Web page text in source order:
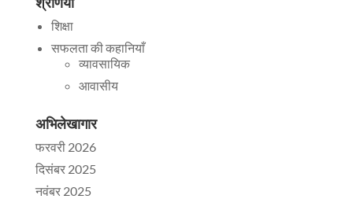
शिक्षा
सफलता की कहानियाँ
व्यावसायिक
आवासीय
अभिलेखागार
फरवरी 2026
दिसंबर 2025
नवंबर 2025